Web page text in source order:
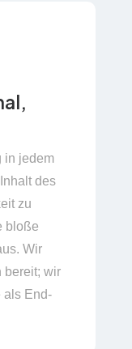
in jedem
des
zu
bloße
Wir
bereit; wir
als End-